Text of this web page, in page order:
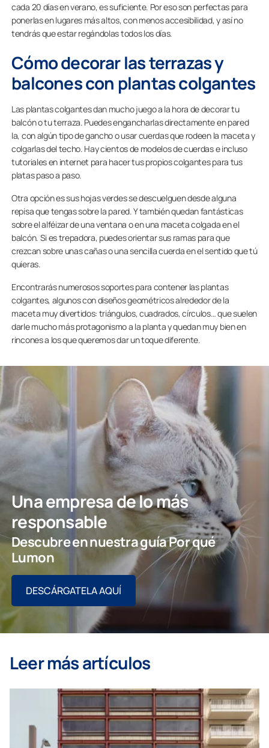
cada 20 días en verano, es suficiente. Por eso son perfectas para
ponerlas en lugares más altos, con menos accesibilidad, y así no
tendrás que estar regándolas todos los días.
Cómo decorar las terrazas y
balcones con plantas colgantes
Las plantas colgantes dan mucho juego a la hora de decorar tu
balcón o tu terraza. Puedes engancharlas directamente en pared
la, con algún tipo de gancho o usar cuerdas que rodeen la maceta y
colgarlas del techo. Hay cientos de modelos de cuerdas e incluso
tutoriales en internet para hacer tus propios colgantes para tus
platas paso a paso.
Otra opción es sus hojas verdes se descuelguen desde alguna
repisa que tengas sobre la pared. Y también quedan fantásticas
sobre el alféizar de una ventana o en una maceta colgada en el
balcón. Si es trepadora, puedes orientar sus ramas para que
crezcan sobre unas cañas o una sencilla cuerda en el sentido que tú
quieras.
Encontrarás numerosos soportes para contener las plantas
colgantes, algunos con diseños geométricos alrededor de la
maceta muy divertidos: triángulos, cuadrados, círculos… que suelen
darle mucho más protagonismo a la planta y quedan muy bien en
rincones a los que queremos dar un toque diferente.
Una empresa de lo más
responsable
Descubre en nuestra guía Por qué
Lumon
DESCÁRGATELA AQUÍ
Leer más artículos